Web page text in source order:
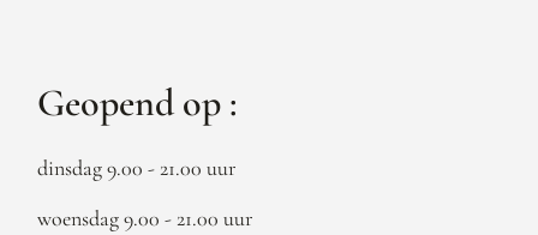
Geopend op :
dinsdag 9.00 - 21.00 uur
woensdag 9.00 - 21.00 uur